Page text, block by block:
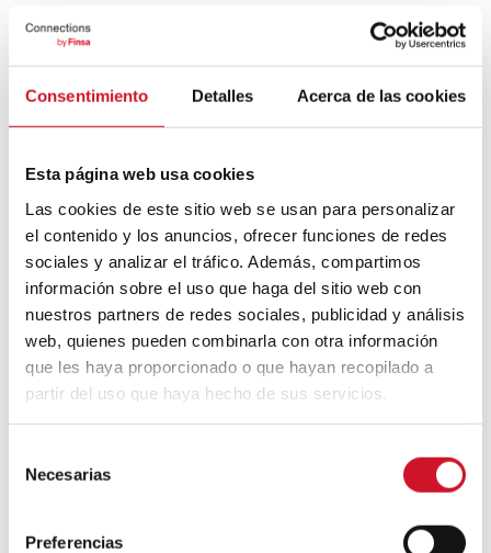
Consentimiento Detalles Acerca de las cookies
Esta página web usa cookies
Las cookies de este sitio web se usan para personalizar
el contenido y los anuncios, ofrecer funciones de redes
sociales y analizar el tráfico. Además, compartimos
información sobre el uso que haga del sitio web con
nuestros partners de redes sociales, publicidad y análisis
web, quienes pueden combinarla con otra información
que les haya proporcionado o que hayan recopilado a
partir del uso que haya hecho de sus servicios.
Necesarias
Preferencias
Personalización gracias a la
Inteligencia Artificial
La innovación en Inteligencia Artificial tiene
Laurent lanzó un dispositivo que permite
escoger el tipo de gama cromática que
queremos emplear gracias al uso de esta
tecnología. EnThe Vergeexplican que el
pintalabios se conecta a través de una app
móvil donde podremos seleccionar el color
dentro de un rango determinado que
hayamos adquirido. Sin duda, un avance
del sector de la cosmética extrapolable a
muchas otras áreas.